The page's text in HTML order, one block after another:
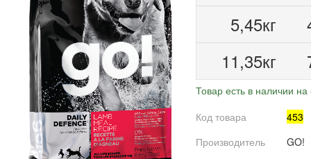
5,45кг
11,35кг
Товар есть в наличии на
Код товара
453
Производитель
GO!